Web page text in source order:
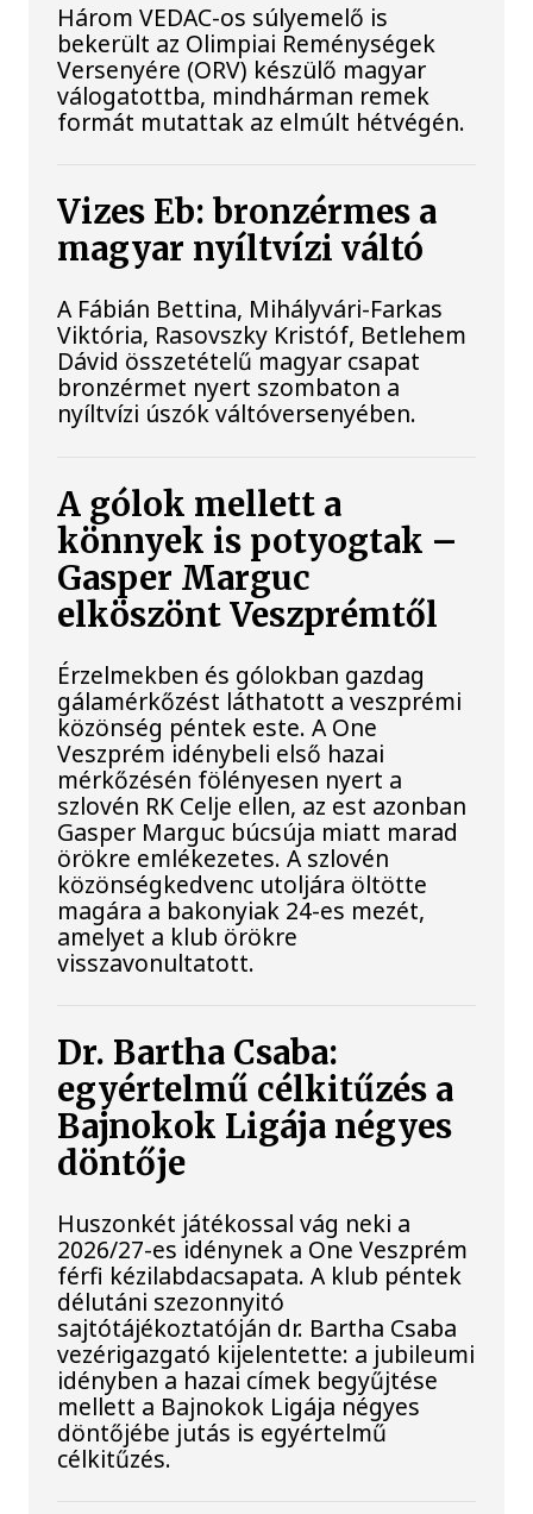
Három VEDAC-os súlyemelő is
bekerült az Olimpiai Reménységek
Versenyére (ORV) készülő magyar
válogatottba, mindhárman remek
formát mutattak az elmúlt hétvégén.
Vizes Eb: bronzérmes a
magyar nyíltvízi váltó
A Fábián Bettina, Mihályvári-Farkas
Viktória, Rasovszky Kristóf, Betlehem
Dávid összetételű magyar csapat
bronzérmet nyert szombaton a
nyíltvízi úszók váltóversenyében.
A gólok mellett a
könnyek is potyogtak –
Gasper Marguc
elköszönt Veszprémtől
Érzelmekben és gólokban gazdag
gálamérkőzést láthatott a veszprémi
közönség péntek este. A One
Veszprém idénybeli első hazai
mérkőzésén fölényesen nyert a
szlovén RK Celje ellen, az est azonban
Gasper Marguc búcsúja miatt marad
örökre emlékezetes. A szlovén
közönségkedvenc utoljára öltötte
magára a bakonyiak 24-es mezét,
amelyet a klub örökre
visszavonultatott.
Dr. Bartha Csaba:
egyértelmű célkitűzés a
Bajnokok Ligája négyes
döntője
Huszonkét játékossal vág neki a
2026/27-es idénynek a One Veszprém
férfi kézilabdacsapata. A klub péntek
délutáni szezonnyitó
sajtótájékoztatóján dr. Bartha Csaba
vezérigazgató kijelentette: a jubileumi
idényben a hazai címek begyűjtése
mellett a Bajnokok Ligája négyes
döntőjébe jutás is egyértelmű
célkitűzés.